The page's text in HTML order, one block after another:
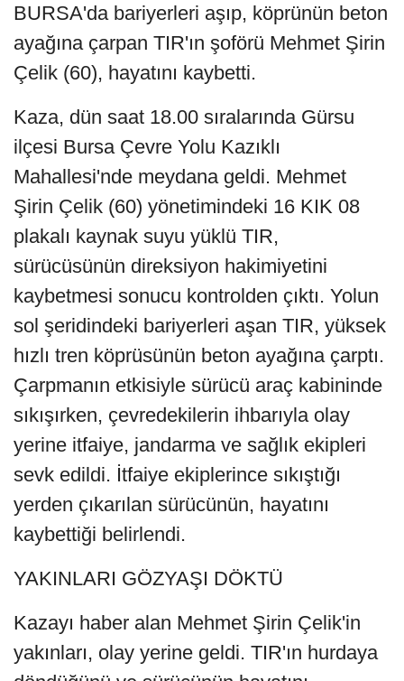
BURSA'da bariyerleri aşıp, köprünün beton
ayağına çarpan TIR'ın şoförü Mehmet Şirin
Çelik (60), hayatını kaybetti.
Kaza, dün saat 18.00 sıralarında Gürsu
ilçesi Bursa Çevre Yolu Kazıklı
Mahallesi'nde meydana geldi. Mehmet
Şirin Çelik (60) yönetimindeki 16 KIK 08
plakalı kaynak suyu yüklü TIR,
sürücüsünün direksiyon hakimiyetini
kaybetmesi sonucu kontrolden çıktı. Yolun
sol şeridindeki bariyerleri aşan TIR, yüksek
hızlı tren köprüsünün beton ayağına çarptı.
Çarpmanın etkisiyle sürücü araç kabininde
sıkışırken, çevredekilerin ihbarıyla olay
yerine itfaiye, jandarma ve sağlık ekipleri
sevk edildi. İtfaiye ekiplerince sıkıştığı
yerden çıkarılan sürücünün, hayatını
kaybettiği belirlendi.
YAKINLARI GÖZYAŞI DÖKTÜ
Kazayı haber alan Mehmet Şirin Çelik'in
yakınları, olay yerine geldi. TIR'ın hurdaya